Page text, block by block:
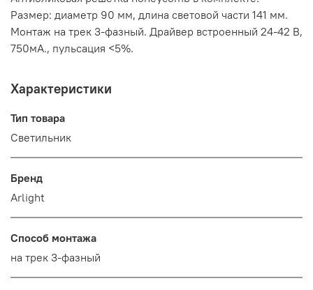
Размер: диаметр 90 мм, длина световой части 141 мм.
Монтаж на трек 3-фазный. Драйвер встроенный 24-42 В,
750мА., пульсация <5%.
Характеристики
Тип товара
Светильник
Бренд
Arlight
Способ монтажа
на трек 3-фазный